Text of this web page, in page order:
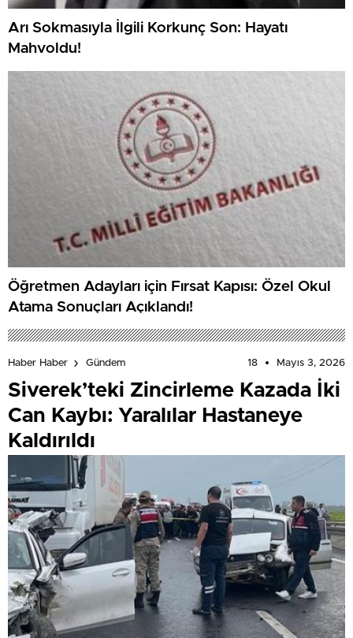
Arı Sokmasıyla İlgili Korkunç Son: Hayatı
Mahvoldu!
Öğretmen Adayları için Fırsat Kapısı: Özel Okul
Atama Sonuçları Açıklandı!
Haber Haber Gündem 18 Mayıs 3, 2026
Siverek’teki Zincirleme Kazada İki
Can Kaybı: Yaralılar Hastaneye
Kaldırıldı